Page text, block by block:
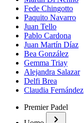
Fede Chingotto
Paquito Navarro
Juan Tello
Pablo Cardona
Juan Martín Díaz
Bea González
Gemma Triay
Alejandra Salazar
Delfi Brea
Claudia Fernández
Premier Padel